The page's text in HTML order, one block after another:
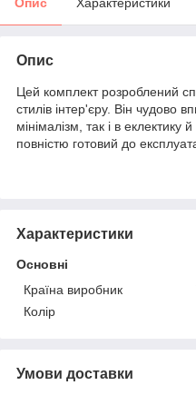
Опис
Цей комплект розроблений
стилів інтер'єру. Він чудово
мінімалізм, так і в
повністю готовий до
Характеристики
Основні
Країна виробник
Колір
Умови доставки